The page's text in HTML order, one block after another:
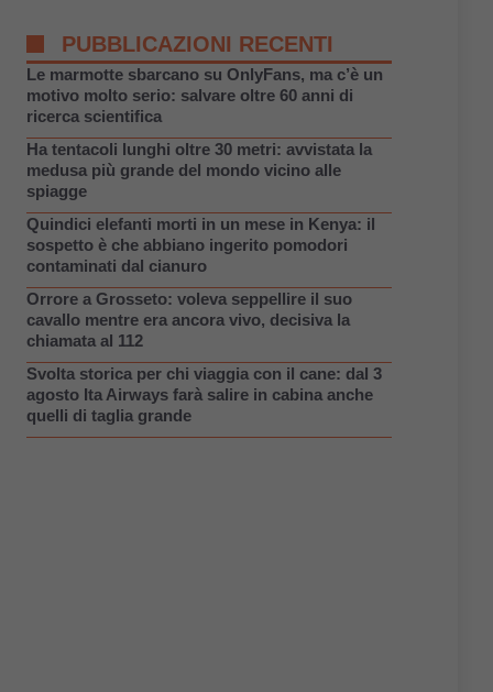
PUBBLICAZIONI RECENTI
Le marmotte sbarcano su OnlyFans, ma c’è un
motivo molto serio: salvare oltre 60 anni di
ricerca scientifica
Ha tentacoli lunghi oltre 30 metri: avvistata la
medusa più grande del mondo vicino alle
spiagge
Quindici elefanti morti in un mese in Kenya: il
sospetto è che abbiano ingerito pomodori
contaminati dal cianuro
Orrore a Grosseto: voleva seppellire il suo
cavallo mentre era ancora vivo, decisiva la
chiamata al 112
Svolta storica per chi viaggia con il cane: dal 3
agosto Ita Airways farà salire in cabina anche
quelli di taglia grande